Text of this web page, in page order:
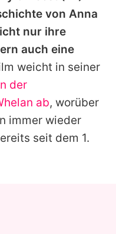
von Anna
nur ihre
auch eine
weicht in seiner
der
ab, worüber
immer wieder
seit dem 1.